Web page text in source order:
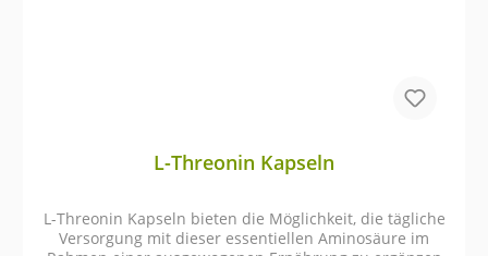
L-Threonin Kapseln
L-Threonin Kapseln bieten die Möglichkeit, die tägliche
Versorgung mit dieser essentiellen Aminosäure im